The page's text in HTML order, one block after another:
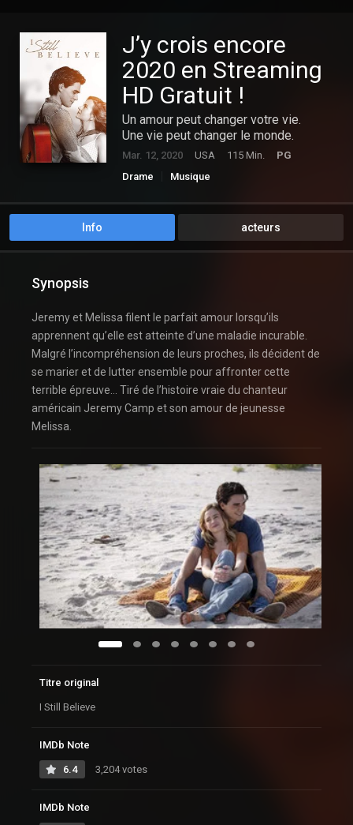
J’y crois encore
2020 en Streaming
HD Gratuit !
Un amour peut changer votre vie.
Une vie peut changer le monde.
Mar. 12, 2020 USA 115 Min.
PG
Drame
Musique
Info acteurs
Synopsis
Jeremy et Melissa filent le parfait amour lorsqu’ils
apprennent qu’elle est atteinte d’une maladie incurable.
Malgré l’incompréhension de leurs proches, ils décident de
se marier et de lutter ensemble pour affronter cette
terrible épreuve… Tiré de l’histoire vraie du chanteur
américain Jeremy Camp et son amour de jeunesse
Melissa.
Titre original
I Still Believe
IMDb Note
6.4 3,204 votes
IMDb Note